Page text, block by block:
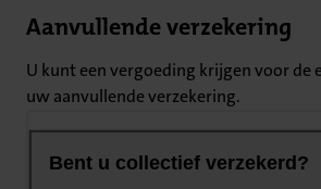
Aanvullende verzekering
U kunt een vergoeding krijgen voor de
uw aanvullende verzekering.
Bent u collectief verzekerd?